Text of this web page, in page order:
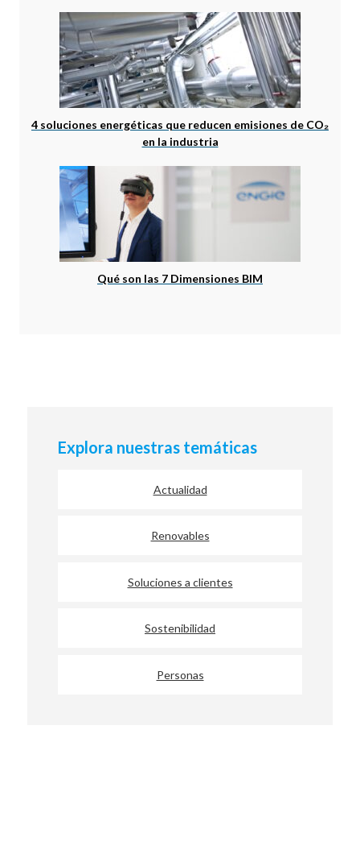
4 soluciones energéticas que reducen emisiones de CO₂
en la industria
Qué son las 7 Dimensiones BIM
Explora nuestras temáticas
Actualidad
Renovables
Soluciones a clientes
Sostenibilidad
Personas